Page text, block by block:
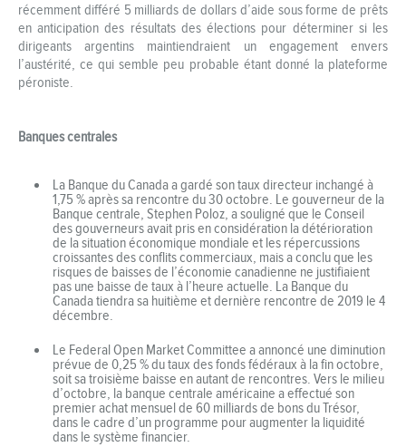
récemment différé 5 milliards de dollars d’aide sous forme de prêts
en anticipation des résultats des élections pour déterminer si les
dirigeants argentins maintiendraient un engagement envers
l’austérité, ce qui semble peu probable étant donné la plateforme
péroniste.
Banques centrales
La Banque du Canada a gardé son taux directeur inchangé à
1,75 % après sa rencontre du 30 octobre. Le gouverneur de la
Banque centrale, Stephen Poloz, a souligné que le Conseil
des gouverneurs avait pris en considération la détérioration
de la situation économique mondiale et les répercussions
croissantes des conflits commerciaux, mais a conclu que les
risques de baisses de l’économie canadienne ne justifiaient
pas une baisse de taux à l’heure actuelle. La Banque du
Canada tiendra sa huitième et dernière rencontre de 2019 le 4
décembre.
Le Federal Open Market Committee a annoncé une diminution
prévue de 0,25 % du taux des fonds fédéraux à la fin octobre,
soit sa troisième baisse en autant de rencontres. Vers le milieu
d’octobre, la banque centrale américaine a effectué son
premier achat mensuel de 60 milliards de bons du Trésor,
dans le cadre d’un programme pour augmenter la liquidité
dans le système financier.